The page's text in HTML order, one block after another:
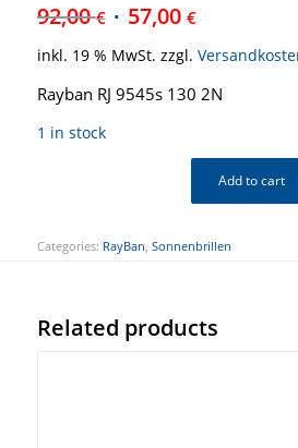
92,00€ 57,00 €
inkl. 19 % MwSt. zzgl.
Rayban RJ 9545s 130 2N
1 in stock
Add to cart
Categories: RayBan, Sonnenbrillen
Related products